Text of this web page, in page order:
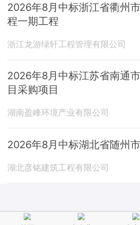
2026年8月中标浙江省衢州
程一期工程
浙江龙游绿轩工程管理有限公司
2026年8月中标江苏省南通
目采购项目
湖南盈峰环境产业有限公司
2026年8月中标湖北省随州
湖北彦铭建筑工程有限公司